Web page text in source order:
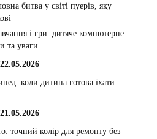
битва у світі пуерів, яку
і гри: дитяче компютерне
та уваги
22.05.2026
коли дитина готова їхати
21.05.2026
точний колір для ремонту без